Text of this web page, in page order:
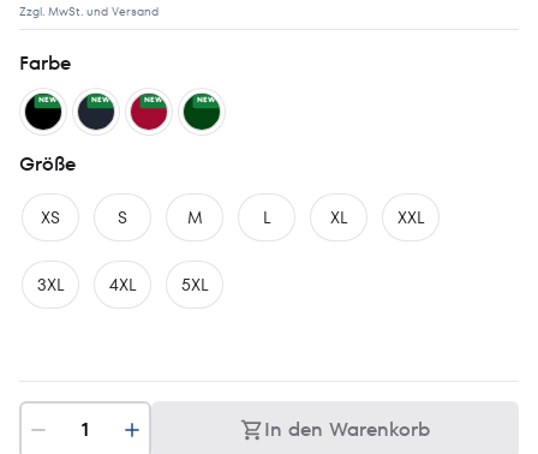
Zzgl. MwSt. und Versand
Farbe
NEW NEW NEW NEW
Größe
XS S M L XL XXL
3XL 4XL 5XL
In den Warenkorb